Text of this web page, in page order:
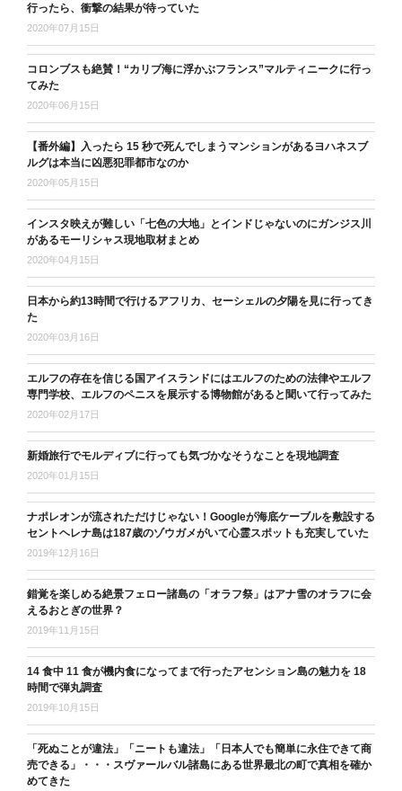
行ったら、衝撃の結果が待っていた
2020年07月15日
コロンブスも絶賛！“カリブ海に浮かぶフランス”マルティニークに行っ
てみた
2020年06月15日
【番外編】入ったら 15 秒で死んでしまうマンションがあるヨハネスブ
ルグは本当に凶悪犯罪都市なのか
2020年05月15日
インスタ映えが難しい「七色の大地」とインドじゃないのにガンジス川
があるモーリシャス現地取材まとめ
2020年04月15日
日本から約13時間で行けるアフリカ、セーシェルの夕陽を見に行ってき
た
2020年03月16日
エルフの存在を信じる国アイスランドにはエルフのための法律やエルフ
専門学校、エルフのペニスを展示する博物館があると聞いて行ってみた
2020年02月17日
新婚旅行でモルディブに行っても気づかなそうなことを現地調査
2020年01月15日
ナポレオンが流されただけじゃない！Googleが海底ケーブルを敷設する
セントヘレナ島は187歳のゾウガメがいて心霊スポットも充実していた
2019年12月16日
錯覚を楽しめる絶景フェロー諸島の「オラフ祭」はアナ雪のオラフに会
えるおとぎの世界？
2019年11月15日
14 食中 11 食が機内食になってまで行ったアセンション島の魅力を 18
時間で弾丸調査
2019年10月15日
「死ぬことが違法」「ニートも違法」「日本人でも簡単に永住できて商
売できる」・・・スヴァールバル諸島にある世界最北の町で真相を確か
めてきた